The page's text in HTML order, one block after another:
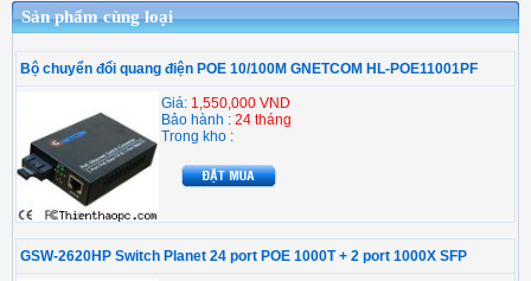
Sản phẩm cùng loại
Bộ chuyển đổi quang điện POE 10/100M GNETCOM HL-POE11001PF
Giá: 1,550,000 VND
Bảo hành : 24 tháng
Trong kho :
GSW-2620HP Switch Planet 24 port POE 1000T + 2 port 1000X SFP